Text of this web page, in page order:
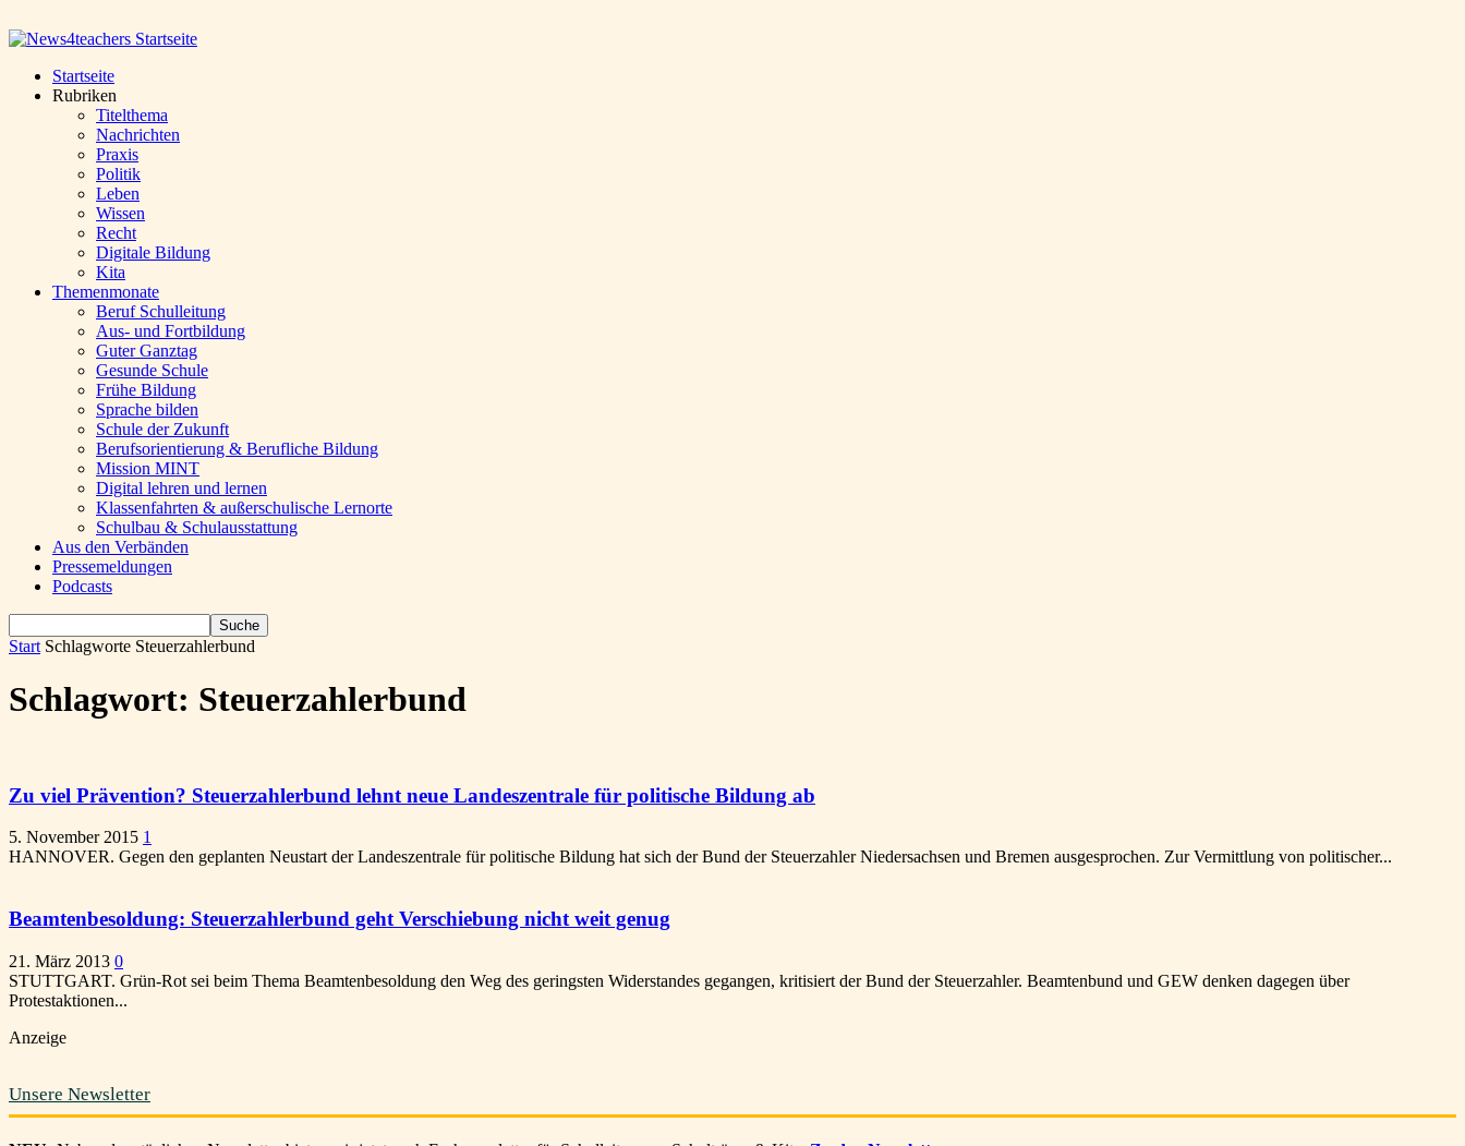
Startseite
Rubriken
Titelthema
Nachrichten
Praxis
Politik
Leben
Wissen
Recht
Digitale Bildung
Kita
Themenmonate
Beruf Schulleitung
Aus- und Fortbildung
Guter Ganztag
Gesunde Schule
Frühe Bildung
Sprache bilden
Schule der Zukunft
Berufsorientierung & Berufliche Bildung
Mission MINT
Digital lehren und lernen
Klassenfahrten & außerschulische Lernorte
Schulbau & Schulausstattung
Aus den Verbänden
Pressemeldungen
Podcasts
Start Schlagworte Steuerzahlerbund
Schlagwort: Steuerzahlerbund
Zu viel Prävention? Steuerzahlerbund lehnt neue Landeszentrale für politische Bildung ab
5. November 2015 1
HANNOVER. Gegen den geplanten Neustart der Landeszentrale für politische Bildung hat sich der Bund der Steuerzahler Niedersachsen und Bremen ausgesprochen. Zur Vermittlung von politischer...
Beamtenbesoldung: Steuerzahlerbund geht Verschiebung nicht weit genug
21. März 2013 0
STUTTGART. Grün-Rot sei beim Thema Beamtenbesoldung den Weg des geringsten Widerstandes gegangen, kritisiert der Bund der Steuerzahler. Beamtenbund und GEW denken dagegen über
Protestaktionen...
Anzeige
Unsere Newsletter